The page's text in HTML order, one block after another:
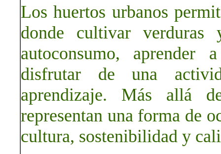
Los huertos urbanos
donde cultivar verduras
autoconsumo,
disfrutar de una
aprendizaje. Más allá
representan una forma de
cultura, sostenibilidad y